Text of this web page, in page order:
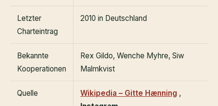
Letzter
Charteintrag
2010 in Deutschland
Bekannte
Kooperationen
Rex Gildo, Wenche Myhre, Siw
Malmkvist
Quelle Wikipedia – Gitte Hænning ,